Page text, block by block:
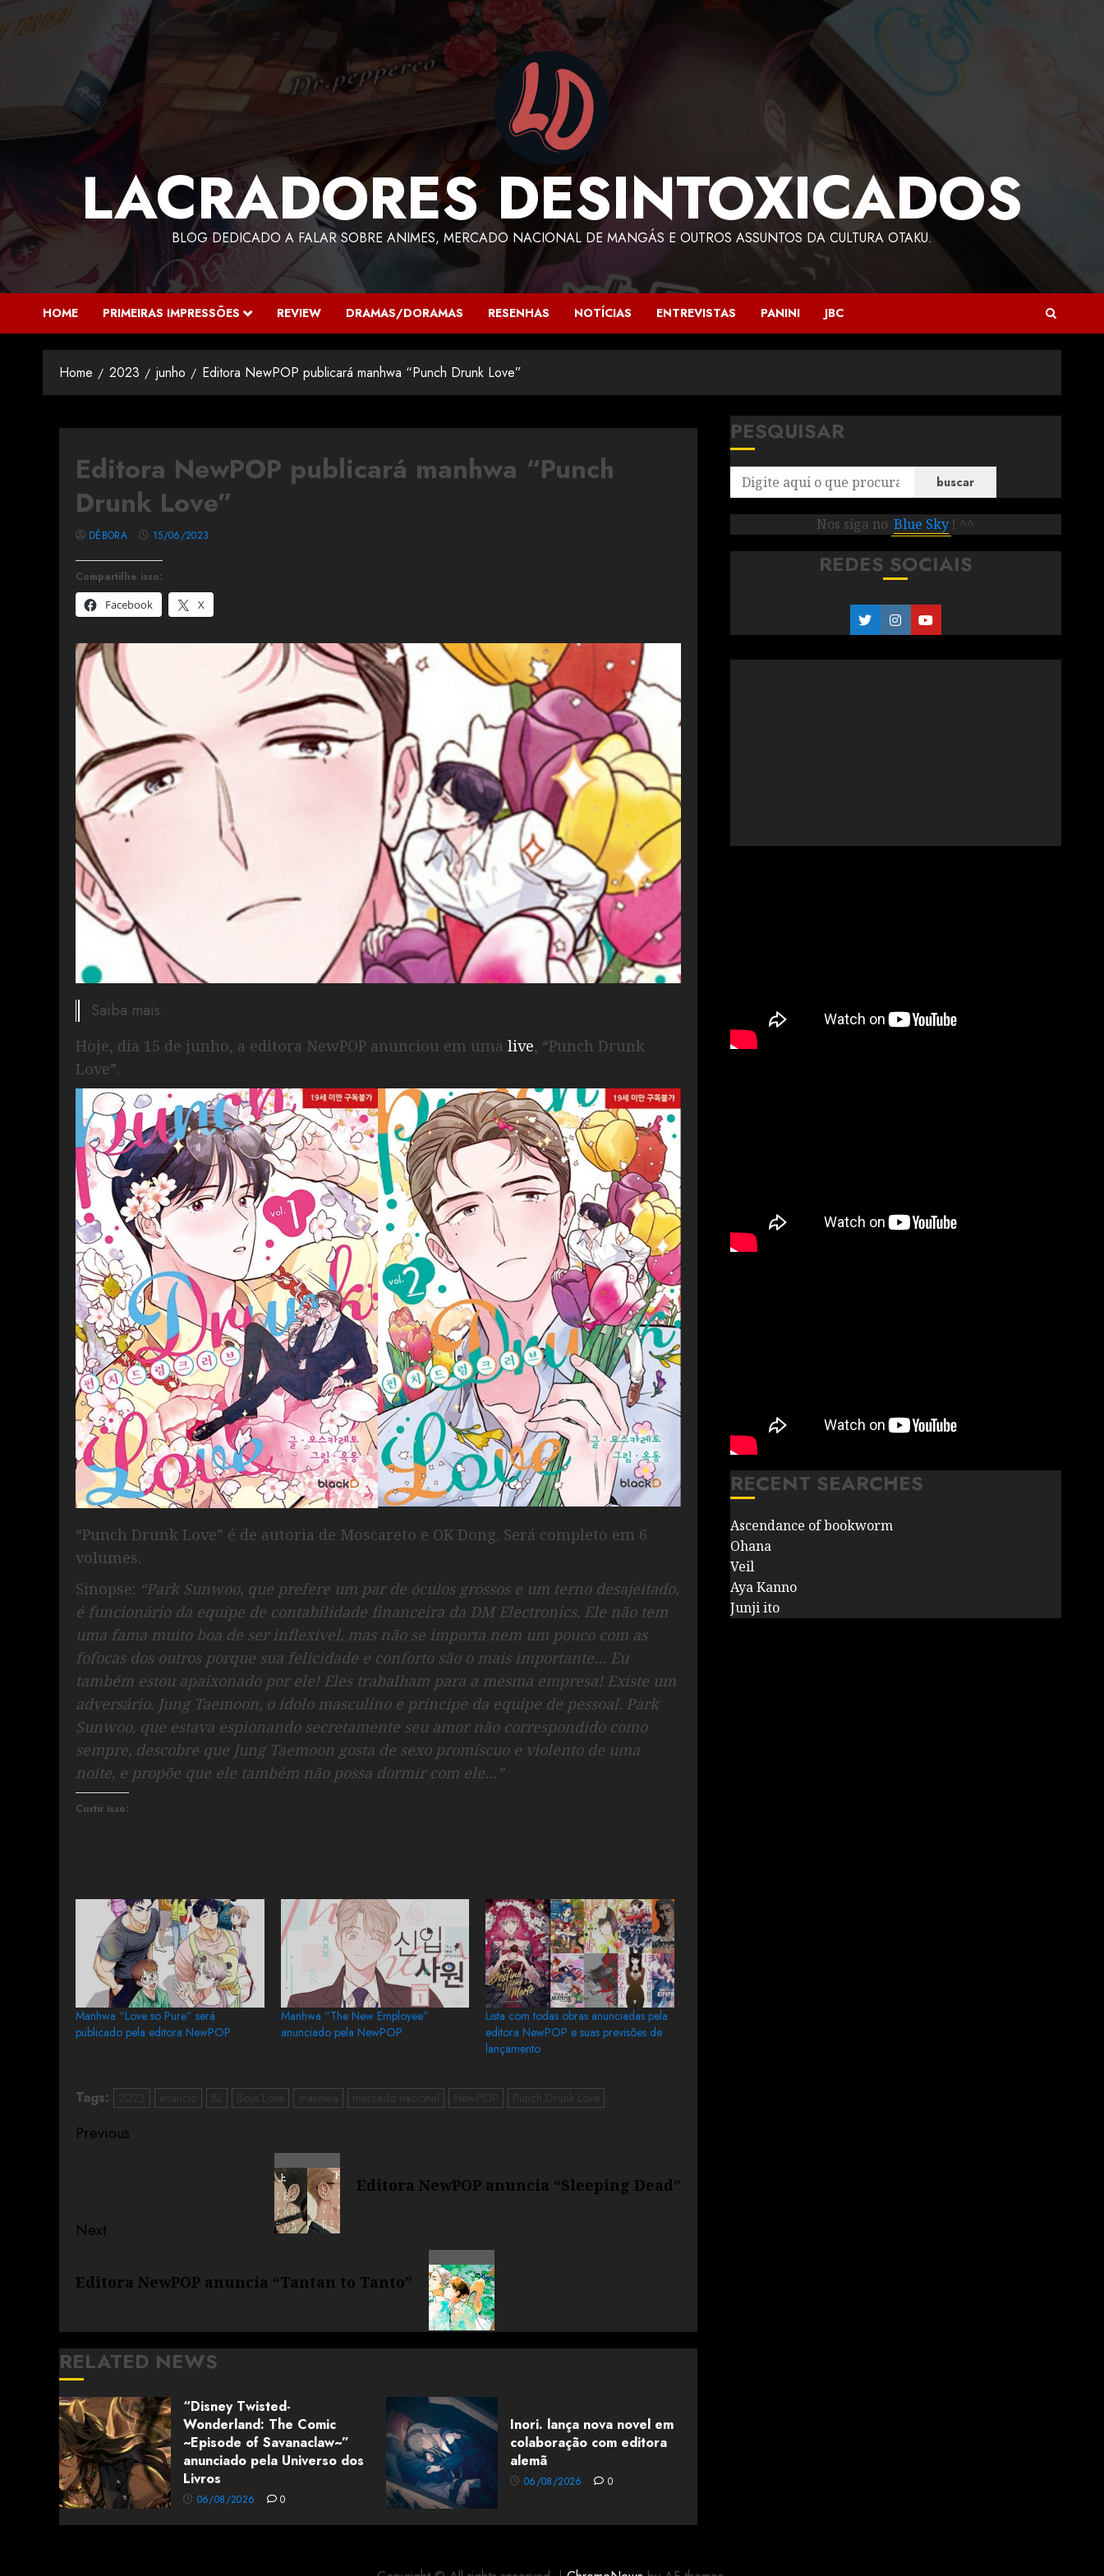
LACRADORES DESINTOXICADOS
BLOG DEDICADO A FALAR SOBRE ANIMES, MERCADO NACIONAL DE MANGÁS E OUTROS ASSUNTOS DA CULTURA OTAKU.
HOME PRIMEIRAS IMPRESSÕES REVIEW DRAMAS/DORAMAS RESENHAS NOTÍCIAS ENTREVISTAS PANINI JBC
Home 2023 junho Editora NewPOP publicará manhwa “Punch Drunk Love”
Editora NewPOP publicará manhwa “Punch
Drunk Love”
Compartilhe isso:
Facebook
X
DÉBORA 15/06/2023
Saiba mais.
Hoje, dia 15 de junho, a editora NewPOP anunciou em uma live, “Punch Drunk
Love”.
“Punch Drunk Love” é de autoria de Moscareto e OK Dong. Será completo em 6
volumes.
Sinopse: “Park Sunwoo, que prefere um par de óculos grossos e um terno desajeitado,
é funcionário da equipe de contabilidade financeira da DM Electronics. Ele não tem
uma fama muito boa de ser inflexível, mas não se importa nem um pouco com as
fofocas dos outros porque sua felicidade e conforto são o mais importante… Eu
também estou apaixonado por ele! Eles trabalham para a mesma empresa! Existe um
adversário. Jung Taemoon, o ídolo masculino e príncipe da equipe de pessoal. Park
Sunwoo, que estava espionando secretamente seu amor não correspondido como
sempre, descobre que Jung Taemoon gosta de sexo promíscuo e violento de uma
noite, e propõe que ele também não possa dormir com ele…”
Curtir isso:
Manhwa “Love so Pure” será
publicado pela editora NewPOP
Manhwa “The New Employee”
anunciado pela NewPOP
Lista com todas obras anunciadas pela
editora NewPOP e suas previsões de
lançamento
Tags: 2023 anúncio BL Boys Love manhwa mercado nacional NewPOP Punch Drunk Love
Previous
Editora NewPOP anuncia “Sleeping Dead”
Next
Editora NewPOP anuncia “Tantan to Tanto”
RELATED NEWS
“Disney Twisted-
Wonderland: The Comic
~Episode of Savanaclaw~”
anunciado pela Universo dos
Livros
06/08/2026 0
Inori. lança nova novel em
colaboração com editora
alemã
06/08/2026 0
PESQUISAR
buscar
Nos siga no Blue Sky ! ^^
REDES SOCIAIS
RECENT SEARCHES
Ascendance of bookworm
Ohana
Veil
Aya Kanno
Junji ito